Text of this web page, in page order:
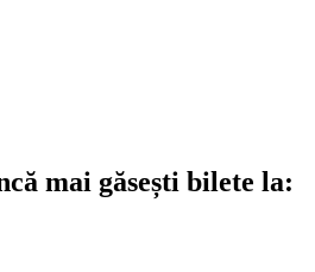
mai găsești bilete la: